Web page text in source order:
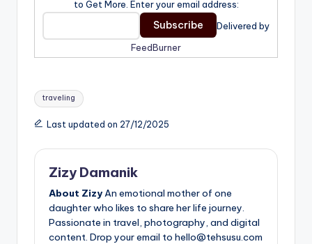
to Get More. Enter your email address:
Delivered by
FeedBurner
Tags:
traveling
Last updated on 27/12/2025
Zizy Damanik
About ZizyAn emotional mother of one
daughter who likes to share her life journey.
Passionate in travel, photography, and digital
content. Drop your email to hello@tehsusu.com